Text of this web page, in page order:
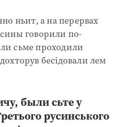
ньит, а на перервах
говорили по-
сьме проходили
бесідовали лем
были сьте у
русинського